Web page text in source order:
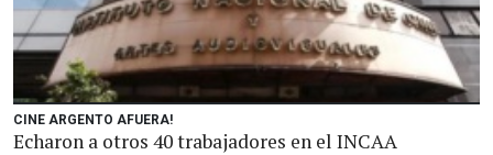
CINE ARGENTO AFUERA!
Echaron a otros 40 trabajadores en el INCAA